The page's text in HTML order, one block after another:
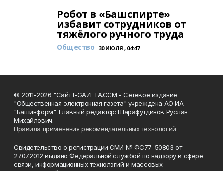
Робот в «Башспирте»
избавит сотрудников от
тяжёлого ручного труда
Общество 30 ИЮЛЯ , 04:47
© 2011-2026 "Сайт I-GAZETA.COM - Сетевое издание
"Общественная электронная газета" учреждена АО ИА
"Башинформ". Главный редактор: Шарафутдинов Руслан
Михайлович.
Правила применения рекомендательных технологий
Свидетельство о регистрации СМИ № ФС77-50803 от
27.07.2012 выдано Федеральной службой по надзору в сфере
связи, информационных технологий и массовых